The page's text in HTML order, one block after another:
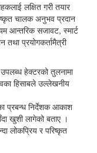
लक्षित गरी तयार
चालक अनुभव प्रदान
आन्तरिक सजावट, स्मार्ट
तथा प्रयोगकर्तामैत्री
हेक्टरको तुलनामा
हिसाबले उल्लेखनीय
प्रबन्ध निर्देशक आकाश
खुशी लागेको बताए ।
लोकप्रिय र परिष्कृत